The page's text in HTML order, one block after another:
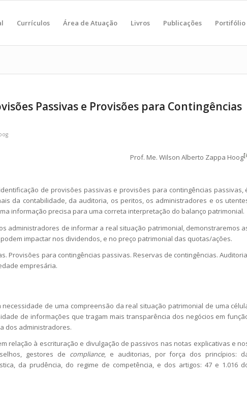
Currículos Área de Atuação Livros Publicações Portifólio
Passivas e Provisões para Contingências
Prof. Me. Wilson Alberto Zappa Hoog
de provisões passivas e provisões para contingências passivas,
da contabilidade, da auditoria, os peritos, os administradores e os
informação precisa para uma correta interpretação do balanço patrimonial.
administradores de informar a real situação patrimonial, demonstraremos
impactar nos dividendos, e no preço patrimonial das quotas/ações.
Provisões para contingências passivas. Reservas de contingências.
empresária.
de uma compreensão da real situação patrimonial de uma
de informações que tragam mais transparência dos negócios em
dos administradores.
relação à escrituração e divulgação de passivos nas notas explicativas e
gestores de compliance, e auditorias, por força dos princípios:
da prudência, do regime de competência, e dos artigos: 47 e 1.016